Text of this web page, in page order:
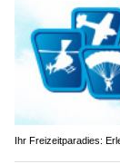
Ihr Freizeitparadies: